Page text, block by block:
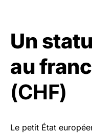
Un
au
(CHF)
Le petit État